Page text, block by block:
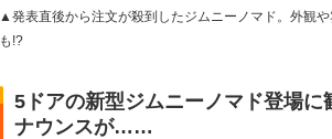
▲発表直後から注文が殺到したジムニーノマド。外観
も!?
5ドアの新型ジムニーノマド登場
ナウンスが……